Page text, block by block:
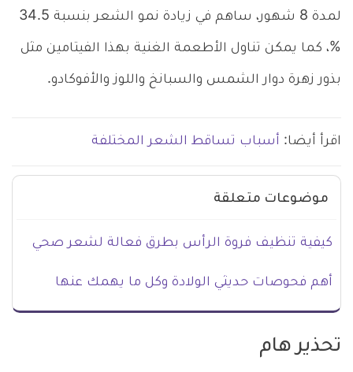
لمدة 8 شهور، ساهم في زيادة نمو الشعر بنسبة 34.5
%، كما يمكن تناول الأطعمة الغنية بهذا الفيتامين مثل
بذور زهرة دوار الشمس والسبانخ واللوز والأفوكادو.
اقرأ أيضا: أسباب تساقط الشعر المختلفة
موضوعات متعلقة
كيفية تنظيف فروة الرأس بطرق فعالة لشعر صحي
أهم فحوصات حديثي الولادة وكل ما يهمك عنها
تحذير هام